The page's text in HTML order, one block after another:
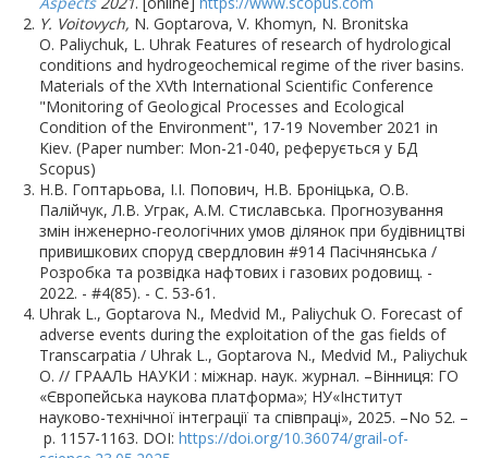
Y. Voitovych, N. Goptarova, V. Khomyn, N. Bronitska
O. Paliychuk, L. Uhrak Features of research of hydrological
conditions and hydrogeochemical regime of the river basins.
Materials of the XVth International Scientific Conference
"Monitoring of Geological Processes and Ecological
Condition of the Environment", 17-19 November 2021 in
Kiev. (Paper number: Mon-21-040, реферується у БД
Scopus)
Н.В. Гоптарьова, І.І. Попович, Н.В. Броніцька, О.В.
Палійчук, Л.В. Уграк, А.М. Стиславська. Прогнозування
змін інженерно-геологічних умов ділянок при будівництві
привишкових споруд свердловин #914 Пасічнянська /
Розробка та розвідка нафтових і газових родовищ. -
2022. - #4(85). - С. 53-61.
Uhrak L., Goptarova N., Medvid M., Paliychuk O. Forecast of
adverse events during the exploitation of the gas fields of
Transcarpatia / Uhrak L., Goptarova N., Medvid M., Paliychuk
O. // ГРААЛЬ НАУКИ : міжнар. наук. журнал. –Вінниця: ГО
«Європейська наукова платформа»; НУ«Інститут
науково-технічної інтеграції та співпраці», 2025. –No 52. –
p. 1157-1163. DOI: https://doi.org/10.36074/grail-of-